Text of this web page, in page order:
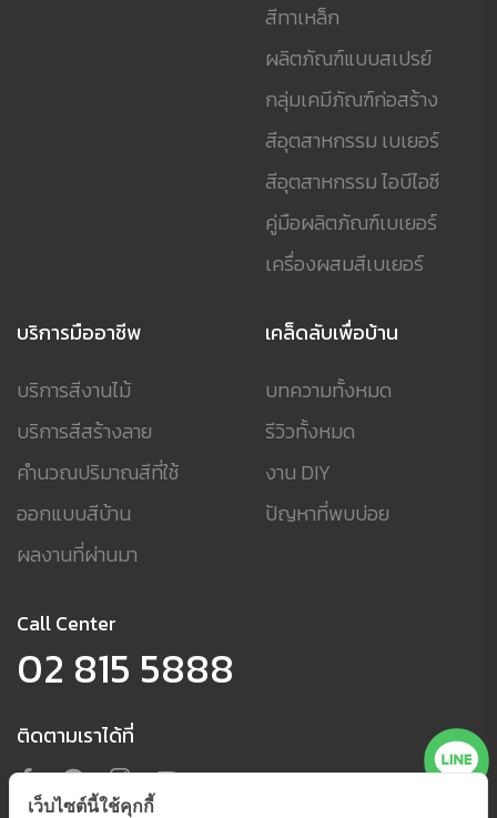
สีทาเหล็ก
ผลิตภัณฑ์แบบสเปรย์
กลุ่มเคมีภัณฑ์ก่อสร้าง
สีอุตสาหกรรม เบเยอร์
สีอุตสาหกรรม ไอบีไอซี
คู่มือผลิตภัณฑ์เบเยอร์
เครื่องผสมสีเบเยอร์
บริการมืออาชีพ
บริการสีงานไม้
บริการสีสร้างลาย
คำนวณปริมาณสีที่ใช้
ออกแบบสีบ้าน
ผลงานที่ผ่านมา
เคล็ดลับเพื่อบ้าน
บทความทั้งหมด
รีวิวทั้งหมด
งาน DIY
ปัญหาที่พบบ่อย
Call Center
02 815 5888
ติดตามเราได้ที่
เว็บไซต์นี้ใช้คุกกี้